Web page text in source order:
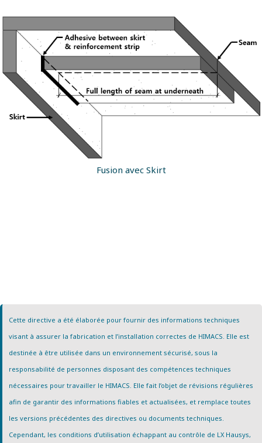
Fusion avec Skirt
Cette directive a été élaborée pour fournir des informations techniques
visant à assurer la fabrication et l’installation correctes de HIMACS. Elle est
destinée à être utilisée dans un environnement sécurisé, sous la
responsabilité de personnes disposant des compétences techniques
nécessaires pour travailler le HIMACS. Elle fait l’objet de révisions régulières
afin de garantir des informations fiables et actualisées, et remplace toutes
les versions précédentes des directives ou documents techniques.
Cependant, les conditions d’utilisation échappant au contrôle de LX Hausys,